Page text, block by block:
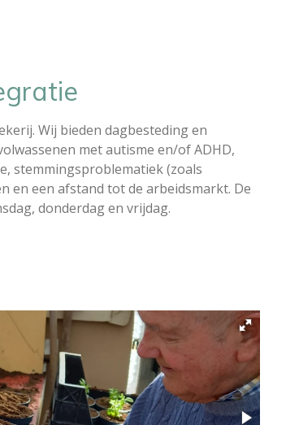
Wij bieden dagbesteding en
met autisme en/of ADHD,
stemmingsproblematiek (zoals
en een afstand tot de arbeidsmarkt. De
donderdag en vrijdag.